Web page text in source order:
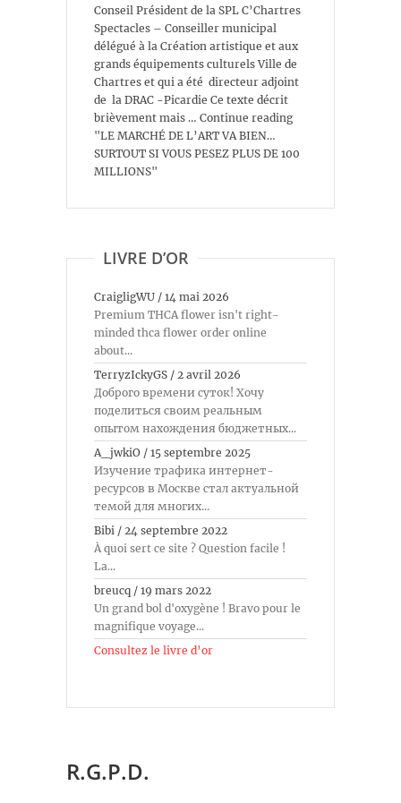
Conseil Président de la SPL C’Chartres
Spectacles – Conseiller municipal
délégué à la Création artistique et aux
grands équipements culturels Ville de
Chartres et qui a été directeur adjoint
de la DRAC -Picardie Ce texte décrit
brièvement mais … Continue reading
"LE MARCHÉ DE L’ART VA BIEN…
SURTOUT SI VOUS PESEZ PLUS DE 100
MILLIONS"
LIVRE D’OR
CraigligWU / 14 mai 2026
Premium THCA flower isn't right-
minded thca flower order online
about...
TerryzIckyGS / 2 avril 2026
Доброго времени суток! Хочу
поделиться своим реальным
опытом нахождения бюджетных...
A_jwkiO / 15 septembre 2025
Изучение трафика интернет-
ресурсов в Москве стал актуальной
темой для многих...
Bibi / 24 septembre 2022
À quoi sert ce site ? Question facile !
La...
breucq / 19 mars 2022
Un grand bol d'oxygène ! Bravo pour le
magnifique voyage...
Consultez le livre d’or
R.G.P.D.